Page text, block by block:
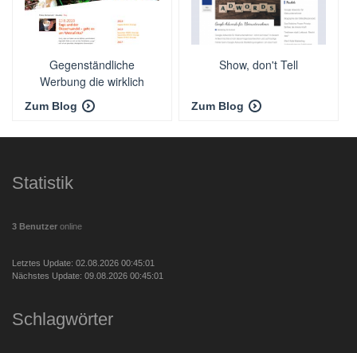
Gegenständliche
Werbung die wirklich
berührt!
Zum Blog
Show, don't Tell
Zum Blog
Statistik
3 Benutzer online
Letztes Update: 02.08.2026 00:45:01
Nächstes Update: 09.08.2026 00:45:01
Schlagwörter